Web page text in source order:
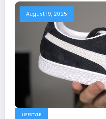
August 19, 2025
LIFESTYLE